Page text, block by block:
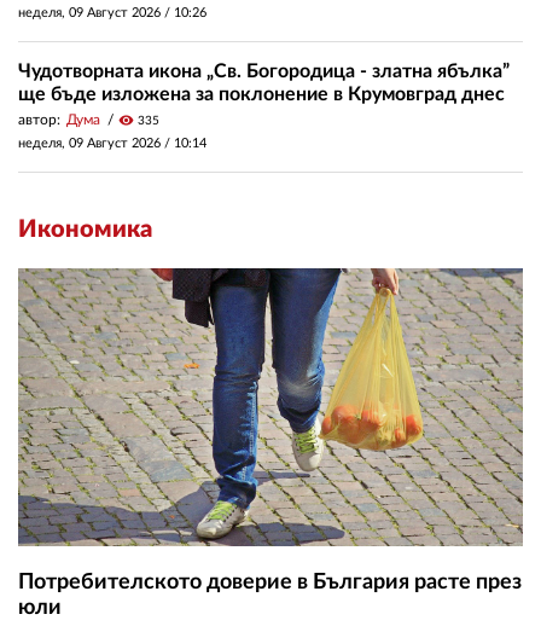
неделя, 09 Август 2026 / 10:26
Чудотворната икона „Св. Богородица - златна ябълка”
ще бъде изложена за поклонение в Крумовград днес
автор: Дума visibility 335
неделя, 09 Август 2026 / 10:14
Икономика
Потребителското доверие в България расте през
юли